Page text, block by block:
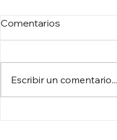
Comentarios
Escribir un comentario...